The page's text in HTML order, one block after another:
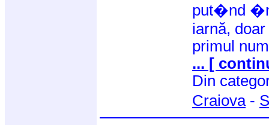
put�nd
iarnă,
primul
... [
Din
Craiova-